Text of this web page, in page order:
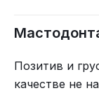
Позитив и
качестве не